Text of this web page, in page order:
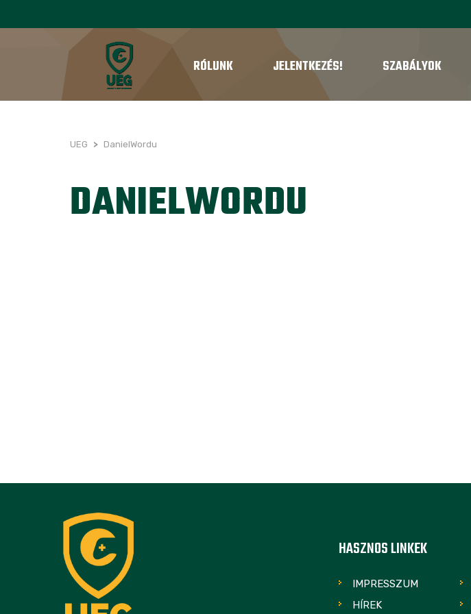
RÓLUNK JELENTKEZÉS! SZABÁLYOK
UEG > DanielWordu
DANIELWORDU
HASZNOS LINKEK
IMPRESSZUM
HÍREK